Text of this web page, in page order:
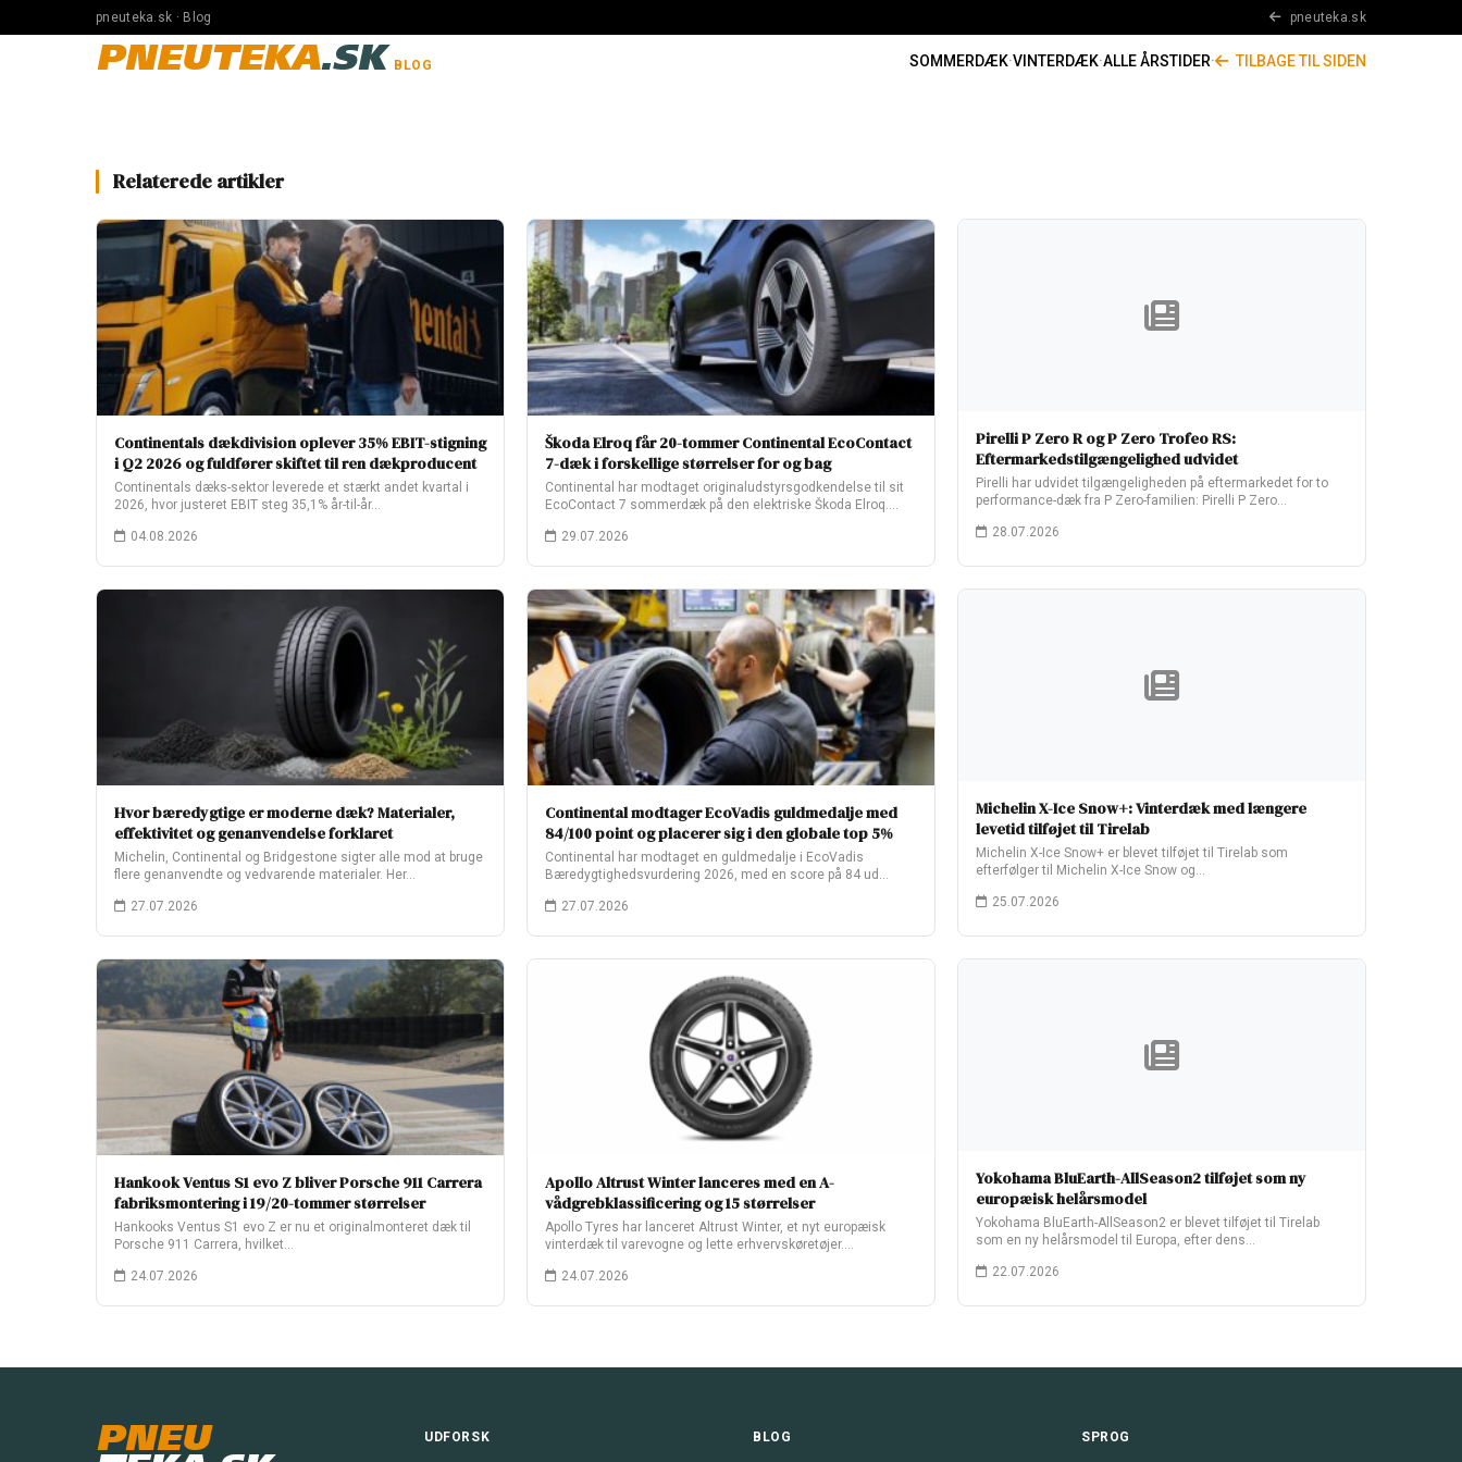
pneuteka.sk · Blog pneuteka.sk
PNEUTEKA.SK BLOG SOMMERDÆK·VINTERDÆK·ALLE ÅRSTIDER· TILBAGE TIL SIDEN
Relaterede artikler
Continentals dækdivision oplever 35% EBIT-stigning
i Q2 2026 og fuldfører skiftet til ren dækproducent
Continentals dæks-sektor leverede et stærkt andet kvartal i
2026, hvor justeret EBIT steg 35,1% år-til-år…
04.08.2026
Škoda Elroq får 20-tommer Continental EcoContact
7-dæk i forskellige størrelser for og bag
Continental har modtaget originaludstyrsgodkendelse til sit
EcoContact 7 sommerdæk på den elektriske Škoda Elroq.
29.07.2026
Pirelli P Zero R og P Zero Trofeo RS:
Eftermarkedstilgængelighed udvidet
Pirelli har udvidet tilgængeligheden på eftermarkedet for to
performance-dæk fra P Zero-familien: Pirelli P Zero…
28.07.2026
Hvor bæredygtige er moderne dæk? Materialer,
effektivitet og genanvendelse forklaret
Michelin, Continental og Bridgestone sigter alle mod at bruge
flere genanvendte og vedvarende materialer. Her…
27.07.2026
Continental modtager EcoVadis guldmedalje med
84/100 point og placerer sig i den globale top 5%
Continental har modtaget en guldmedalje i EcoVadis
Bæredygtighedsvurdering 2026, med en score på 84 ud…
27.07.2026
Michelin X-Ice Snow+: Vinterdæk med længere
levetid tilføjet til Tirelab
Michelin X-Ice Snow+ er blevet tilføjet til Tirelab som
efterfølger til Michelin X-Ice Snow og…
25.07.2026
Hankook Ventus S1 evo Z bliver Porsche 911 Carrera
fabriksmontering i 19/20-tommer størrelser
Hankooks Ventus S1 evo Z er nu et originalmonteret dæk til
Porsche 911 Carrera, hvilket…
24.07.2026
Apollo Altrust Winter lanceres med en A-
vådgrebklassificering og 15 størrelser
Apollo Tyres har lanceret Altrust Winter, et nyt europæisk
vinterdæk til varevogne og lette erhvervskøretøjer.…
24.07.2026
Yokohama BluEarth-AllSeason2 tilføjet som ny
europæisk helårsmodel
Yokohama BluEarth-AllSeason2 er blevet tilføjet til Tirelab
som en ny helårsmodel til Europa, efter dens…
22.07.2026
PNEU
UDFORSK BLOG SPROG